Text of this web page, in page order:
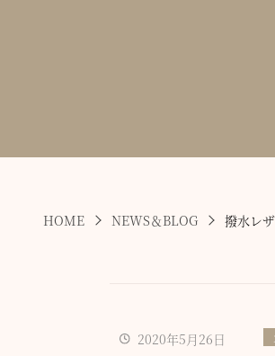
HOME NEWS＆BLOG 撥水レ
2020年5月26日